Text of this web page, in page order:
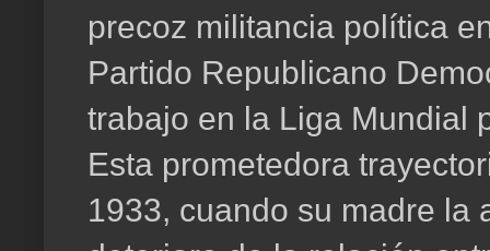
precoz militancia política
Partido Republicano
trabajo en la Liga Mundial
Esta prometedora
1933, cuando su madre la